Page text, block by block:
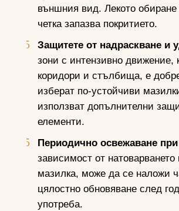
външния вид. Лекото
четка запазва покритието.
Защитете от надраскване и
зони с интензивно движение,
коридори и стълбища, е
изберат по-устойчиви
използват допълнителни
елементи.
Периодично освежаване
зависимост от
мазилка, може да се наложи
цялостно обновяване след
употреба.